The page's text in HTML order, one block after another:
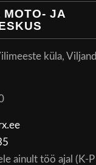
JA
küla,
ainult töö ajal (K-